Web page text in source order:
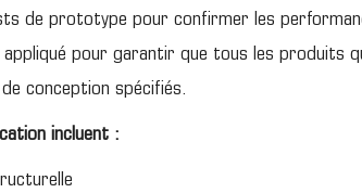
de prototype pour confirmer les
appliqué pour garantir que tous les produits
conception spécifiés.
incluent :